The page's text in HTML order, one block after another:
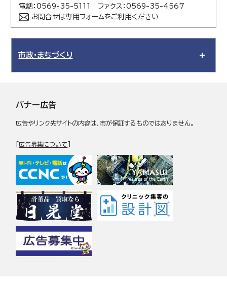
電話：0569-35-5111 ファクス：0569-35-4567
お問合せは専用フォームをご利用ください
市政・まちづくり
バナー広告
広告やリンク先サイトの内容は、市が保証するものではありません。
[広告募集について